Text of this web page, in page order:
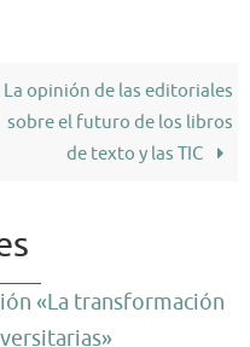
La opinión de las editoriales
sobre el futuro de los libros
de texto y las TIC
«La transformación